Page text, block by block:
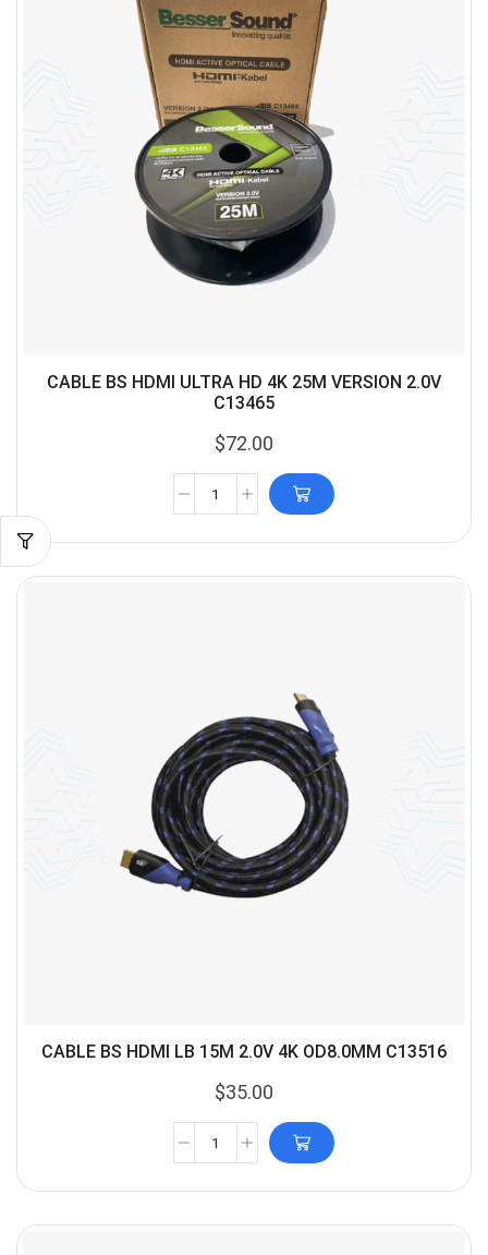
CABLE BS HDMI ULTRA HD 4K 25M VERSION 2.0V
C13465
$72.00
CABLE BS HDMI LB 15M 2.0V 4K OD8.0MM C13516
$35.00